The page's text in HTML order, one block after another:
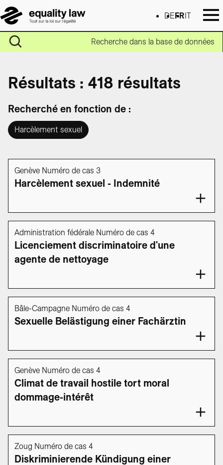
DE FR IT
Recherche dans la base de données
Résultats : 418 résultats
Recherché en fonction de :
Harcèlement sexuel
Genève Numéro de cas 3
Harcèlement sexuel - Indemnité
Administration fédérale Numéro de cas 4
Licenciement discriminatoire d'une
agente de nettoyage
Bâle-Campagne Numéro de cas 4
Sexuelle Belästigung einer Fachärztin
Genève Numéro de cas 4
Climat de travail hostile tort moral
dommage-intérêt
Zoug Numéro de cas 4
Diskriminierende Kündigung einer